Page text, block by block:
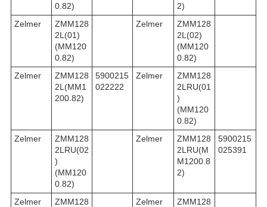
0.82)
2)
Zelmer
ZMM128
2L(01)
(MM120
0.82)
Zelmer
ZMM128
2L(02)
(MM120
0.82)
Zelmer
ZMM128
2L(MM1
200.82)
5900215
022222
Zelmer
ZMM128
2LRU(01
)
(MM120
0.82)
Zelmer
ZMM128
2LRU(02
)
(MM120
0.82)
Zelmer
ZMM128
2LRU(M
M1200.8
2)
5900215
025391
Zelmer
ZMM128
Zelmer
ZMM128